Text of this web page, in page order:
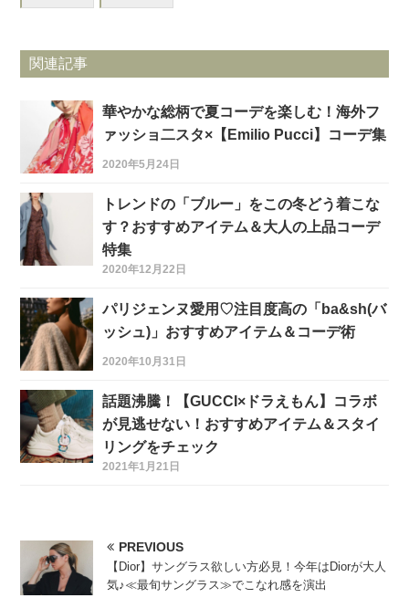
関連記事
華やかな総柄で夏コーデを楽しむ！海外フ
ァッショ二スタ×【Emilio Pucci】コーデ集
2020年5月24日
トレンドの「ブルー」をこの冬どう着こな
す？おすすめアイテム＆大人の上品コーデ
特集
2020年12月22日
パリジェンヌ愛用♡注目度高の「ba&sh(バ
ッシュ)」おすすめアイテム＆コーデ術
2020年10月31日
話題沸騰！【GUCCI×ドラえもん】コラボ
が見逃せない！おすすめアイテム＆スタイ
リングをチェック
2021年1月21日
PREVIOUS
【Dior】サングラス欲しい方必見！今年はDiorが大人
気♪≪最旬サングラス≫でこなれ感を演出